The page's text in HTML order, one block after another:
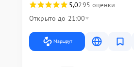
5,0295 оценки
Открыто до 21:00
Маршрут